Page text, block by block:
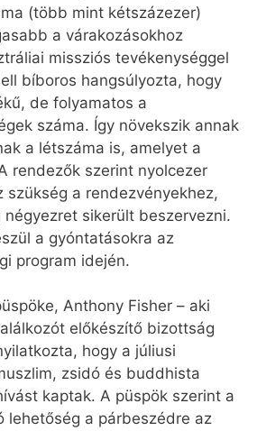
(több mint kétszázezer)
a várakozásokhoz
missziós tevékenységgel
bíboros hangsúlyozta, hogy
de folyamatos a
száma. Így növekszik annak
a létszáma is, amelyet a
rendezők szerint nyolcezer
szükség a rendezvényekhez,
sikerült beszervezni.
a gyóntatásokra az
program idején.
Anthony Fisher – aki
előkészítő bizottság
hogy a júliusi
zsidó és buddhista
kaptak. A püspök szerint a
lehetőség a párbeszédre az